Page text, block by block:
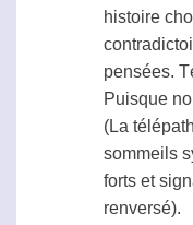
histoire
pensées.
Puisque
(La
sommeils
forts et
renversé).